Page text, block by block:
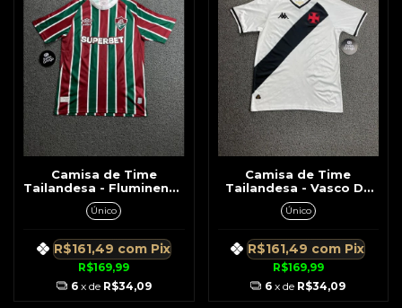
Camisa de Time
Tailandesa - Fluminense
Tricolor Patrocínio
Superbet
Único
R$169,99
R$161,49 com Pix
6 x de R$34,09
Camisa de Time
Tailandesa - Vasco Da
Gama Branca c/ Preto
Gola em V
Único
R$169,99
R$161,49 com Pix
6 x de R$34,09